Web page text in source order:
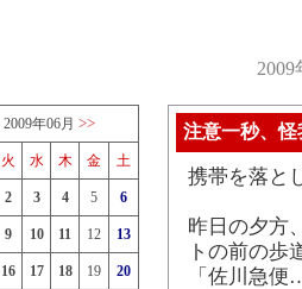
2009年06月 >>
火 水 木 金 土
2 3 4 5 6
9 10 11 12 13
16 17 18 19 20
注意一秒、怪
携帯を落と
昨日の夕方
トの前の歩
「佐川急